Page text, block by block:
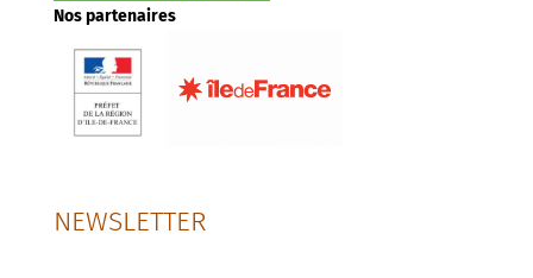
Nos partenaires
NEWSLETTER